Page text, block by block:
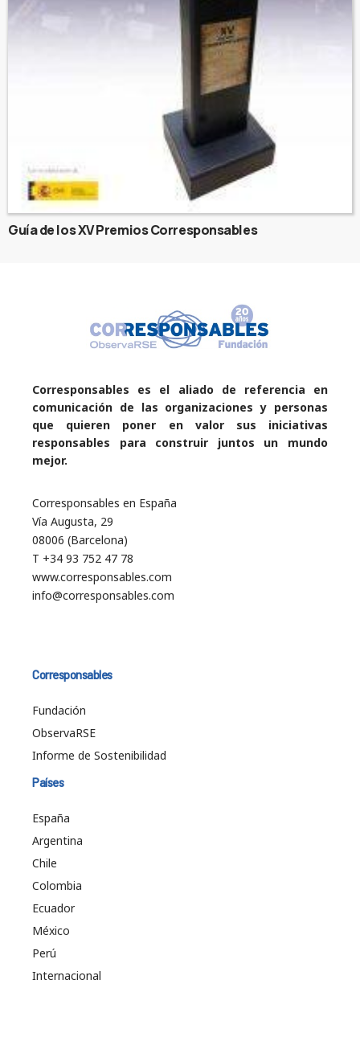
Guía de los XV Premios Corresponsables
Corresponsables es el aliado de referencia en
comunicación de las organizaciones y personas
que quieren poner en valor sus iniciativas
responsables para construir juntos un mundo
mejor.
Corresponsables en España
Vía Augusta, 29
08006 (Barcelona)
T +34 93 752 47 78
www.corresponsables.com
info@corresponsables.com
Corresponsables
Fundación
ObservaRSE
Informe de Sostenibilidad
Países
España
Argentina
Chile
Colombia
Ecuador
México
Perú
Internacional